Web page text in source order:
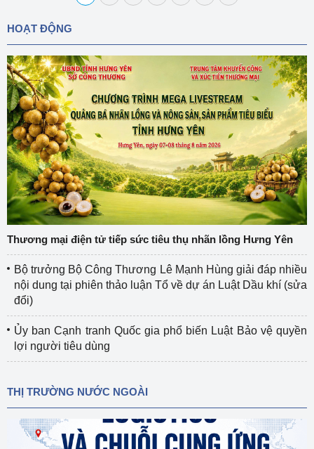
HOẠT ĐỘNG
Thương mại điện tử tiếp sức tiêu thụ nhãn lồng Hưng Yên
Bộ trưởng Bộ Công Thương Lê Mạnh Hùng giải đáp nhiều
nội dung tại phiên thảo luận Tổ về dự án Luật Dầu khí (sửa
đổi)
Ủy ban Cạnh tranh Quốc gia phổ biến Luật Bảo vệ quyền
lợi người tiêu dùng
THỊ TRƯỜNG NƯỚC NGOÀI